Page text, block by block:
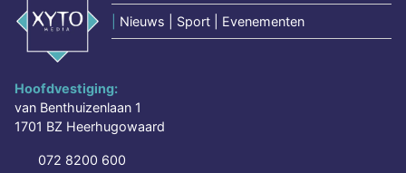
Nieuws | Sport | Evenementen
Hoofdvestiging:
van Benthuizenlaan 1
1701 BZ Heerhugowaard
072 8200 600